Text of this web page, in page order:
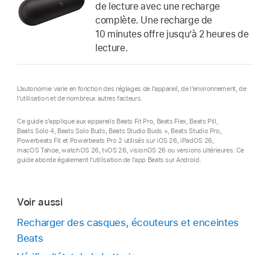
de lecture avec une recharge
complète. Une recharge de
10 minutes offre jusqu’à 2 heures de
lecture.
L’autonomie varie en fonction des réglages de l’appareil, de l’environnement, de
l’utilisation et de nombreux autres facteurs.
Ce guide s’applique aux appareils Beats Fit Pro, Beats Flex, Beats Pill,
Beats Solo 4, Beats Solo Buds, Beats Studio Buds +, Beats Studio Pro,
Powerbeats Fit et Powerbeats Pro 2 utilisés sur iOS 26, iPadOS 26,
macOS Tahoe, watchOS 26, tvOS 26, visionOS 26 ou versions ultérieures. Ce
guide aborde également l’utilisation de l’app Beats sur Android.
Voir aussi
Recharger des casques, écouteurs et enceintes
Beats